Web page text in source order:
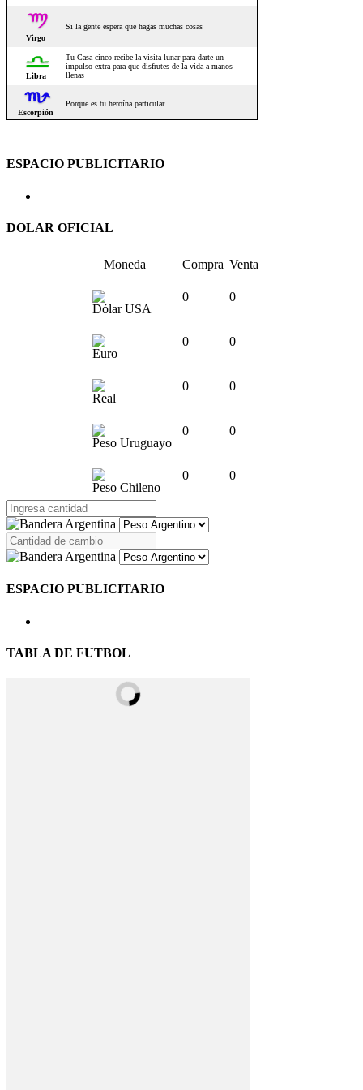
ESPACIO PUBLICITARIO
DOLAR OFICIAL
Moneda Compra Venta
Dólar USA
0 0
Euro
0 0
Real
0 0
Peso Uruguayo
0 0
Peso Chileno
0 0
ESPACIO PUBLICITARIO
TABLA DE FUTBOL